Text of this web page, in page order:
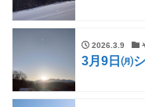
2026.3.9
3月9日㈪